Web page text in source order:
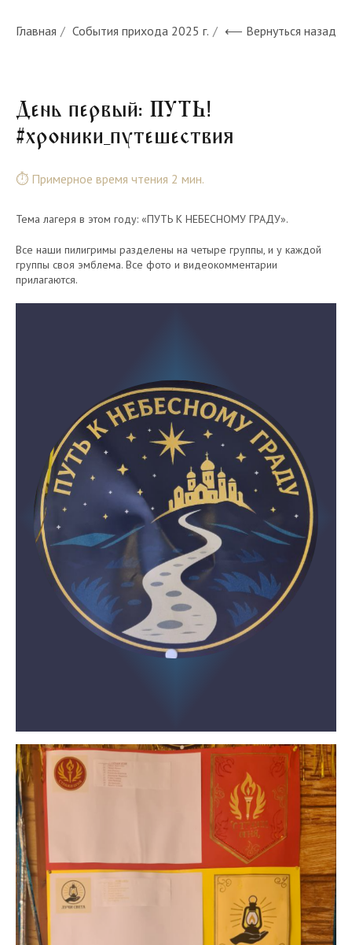
Главная / События прихода 2025 г. / ⟵ Вернуться назад
День первый: ПУТЬ!
#хроники_путешествия
⏱ Примерное время чтения 2 мин.
Тема лагеря в этом году: «ПУТЬ К НЕБЕСНОМУ ГРАДУ».
Все наши пилигримы разделены на четыре группы, и у каждой
группы своя эмблема. Все фото и видеокомментарии
прилагаются.